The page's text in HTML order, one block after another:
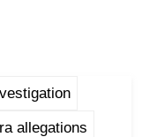
allegations